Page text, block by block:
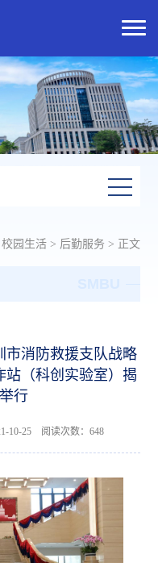
校园生活> 后勤服务 > 正文
消防救援支队战略
站（科创实验室）揭
行
10-25 阅读次数： 648